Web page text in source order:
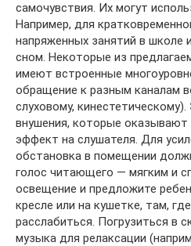
самочувствия. Их могут
Например, для
напряженных занятий в школе
сном. Некоторые из
имеют встроенные
обращение к разным каналам
слуховому,
внушения, которые оказывают
эффект на слушателя. Для
обстановка в помещении
голос читающего — мягким и
освещение и предложите
кресле или на кушетке, там,
расслабиться. Погрузиться в
музыка для релаксации